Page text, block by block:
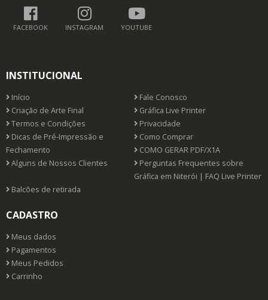
FACEBOOK INSTAGRAM YOUTUBE
INSTITUCIONAL
Início
Fale Conosco
Criação de Arte Final
Gráfica Live Printer
Termos e Condições
Privacidade
Dicas de Pré-Impressão e
Fechamento
Como Comprar
COMO GERAR PDF/X1A
Alguns de Nossos Clientes
Perguntas Frequentes sobre
Gráfica em Niterói | FAQ Live Printer
Balcões de retirada
CADASTRO
Meus dados
Pagamentos
Meus Pedidos
Carrinho